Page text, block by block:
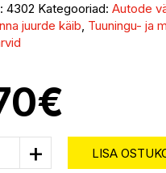
4302 Kategooriad: Autode
juurde käib, Tuuningu- ja
€
+ LISA